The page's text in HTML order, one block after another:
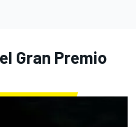
Gran Premio